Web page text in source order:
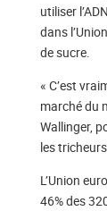
utiliser
dans
de sucre.
« C’est
marché du
Wallinger,
les
L’Union
46% des